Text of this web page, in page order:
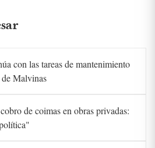
con las tareas de mantenimiento
de Malvinas
de coimas en obras privadas: